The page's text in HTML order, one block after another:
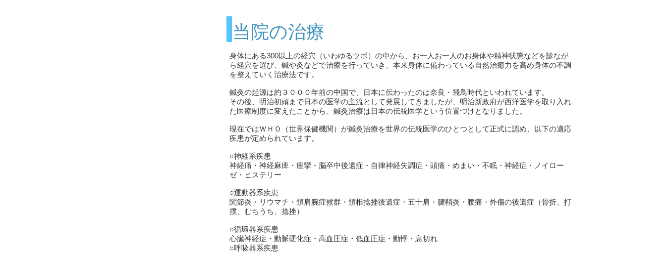
当院の治療
身体にある300以上の経穴（いわゆるツボ）の中から、お一人お一人のお身体や精神状態などを診なが
ら経穴を選び、鍼や灸などで治療を行っていき、本来身体に備わっている自然治癒力を高め身体の不調
を整えていく治療法です。
鍼灸の起源は約３０００年前の中国で、日本に伝わったのは奈良・飛鳥時代といわれています。
その後、明治初頭まで日本の医学の主流として発展してきましたが、明治新政府が西洋医学を取り入れ
た医療制度に変えたことから、鍼灸治療は日本の伝統医学という位置づけとなりました。
現在ではＷＨＯ（世界保健機関）が鍼灸治療を世界の伝統医学のひとつとして正式に認め、以下の適応
疾患が定められています。
○神経系疾患
神経痛・神経麻痺・痙攣・脳卒中後遺症・自律神経失調症・頭痛・めまい・不眠・神経症・ノイロー
ゼ・ヒステリー
○運動器系疾患
関節炎・リウマチ・頚肩腕症候群・頚椎捻挫後遺症・五十肩・腱鞘炎・腰痛・外傷の後遺症（骨折、打
撲、むちうち、捻挫）
○循環器系疾患
心臓神経症・動脈硬化症・高血圧症・低血圧症・動悸・息切れ
○呼吸器系疾患